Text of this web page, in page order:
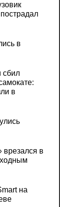
в
сбил
в
врезался в
на